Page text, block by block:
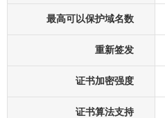
最高可以保护域名数
重新签发
证书加密强度
证书算法支持